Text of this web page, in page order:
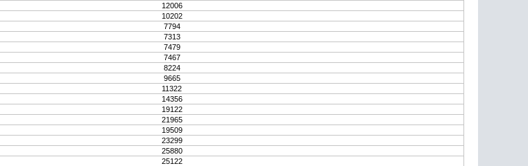
12006
10202
7794
7313
7479
7467
8224
9665
11322
14356
19122
21965
19509
23299
25880
25122